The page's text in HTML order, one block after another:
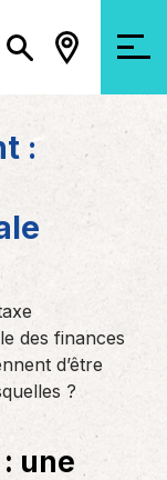
:
des finances
d’être
?
une